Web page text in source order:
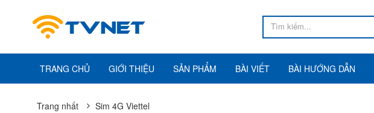
TRANG CHỦ GIỚI THIỆU SẢN PHẨM BÀI VIẾT BÀI HƯỚNG DẪN
Trang nhất Sim 4G Viettel